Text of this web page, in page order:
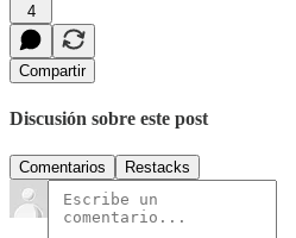
4
Compartir
Discusión sobre este post
Comentarios Restacks